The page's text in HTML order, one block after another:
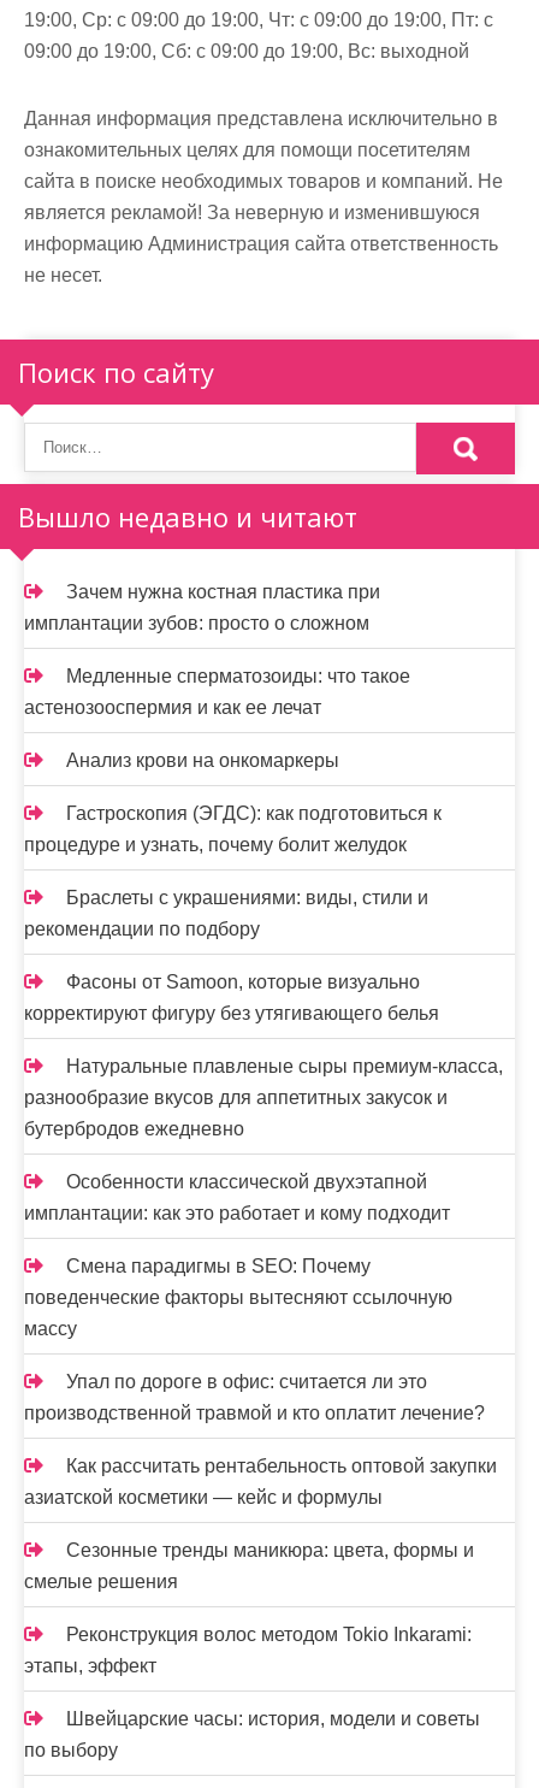
19:00, Ср: с 09:00 до 19:00, Чт: с 09:00 до 19:00, Пт: с
09:00 до 19:00, Сб: с 09:00 до 19:00, Вс: выходной
Данная информация представлена исключительно в
ознакомительных целях для помощи посетителям
сайта в поиске необходимых товаров и компаний. Не
является рекламой! За неверную и изменившуюся
информацию Администрация сайта ответственность
не несет.
Поиск по сайту
Вышло недавно и читают
Зачем нужна костная пластика при
имплантации зубов: просто о сложном
Медленные сперматозоиды: что такое
астенозооспермия и как ее лечат
Анализ крови на онкомаркеры
Гастроскопия (ЭГДС): как подготовиться к
процедуре и узнать, почему болит желудок
Браслеты с украшениями: виды, стили и
рекомендации по подбору
Фасоны от Samoon, которые визуально
корректируют фигуру без утягивающего белья
Натуральные плавленые сыры премиум-класса,
разнообразие вкусов для аппетитных закусок и
бутербродов ежедневно
Особенности классической двухэтапной
имплантации: как это работает и кому подходит
Смена парадигмы в SEO: Почему
поведенческие факторы вытесняют ссылочную
массу
Упал по дороге в офис: считается ли это
производственной травмой и кто оплатит лечение?
Как рассчитать рентабельность оптовой закупки
азиатской косметики — кейс и формулы
Сезонные тренды маникюра: цвета, формы и
смелые решения
Реконструкция волос методом Tokio Inkarami:
этапы, эффект
Швейцарские часы: история, модели и советы
по выбору